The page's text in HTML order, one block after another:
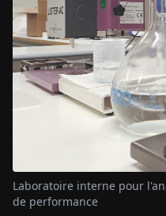
Laboratoire interne pour
de performance